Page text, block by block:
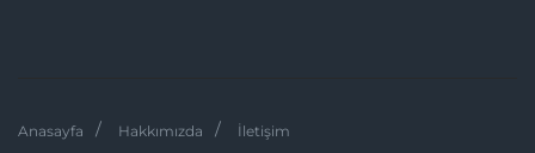
Anasayfa Hakkımızda İletişim